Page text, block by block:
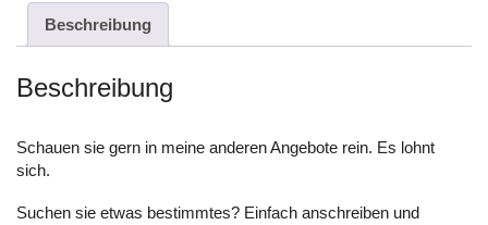
Beschreibung
Beschreibung
Schauen sie gern in meine anderen Angebote rein. Es lohnt
sich.
Suchen sie etwas bestimmtes? Einfach anschreiben und